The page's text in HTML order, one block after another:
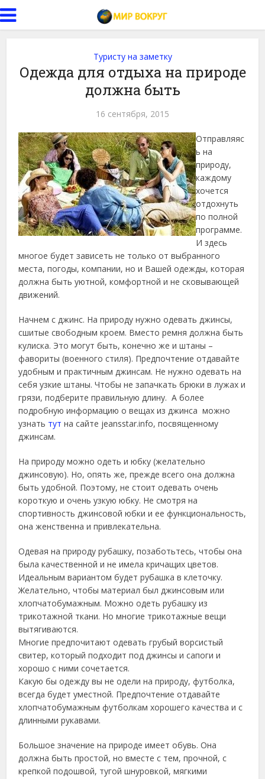
Туристу на заметку
Одежда для отдыха на природе
должна быть
16 сентября, 2015
Отправляяс
ь на
природу,
каждому
хочется
отдохнуть
по полной
программе.
И здесь
многое будет зависеть не только от выбранного
места, погоды, компании, но и Вашей одежды, которая
должна быть уютной, комфортной и не сковывающей
движений.
Начнем с джинс. На природу нужно одевать джинсы,
сшитые свободным кроем. Вместо ремня должна быть
кулиска. Это могут быть, конечно же и штаны –
фавориты (военного стиля). Предпочтение отдавайте
удобным и практичным джинсам. Не нужно одевать на
себя узкие штаны. Чтобы не запачкать брюки в лужах и
грязи, подберите правильную длину. А более
подробную информацию о вещах из джинса можно
узнать тут на сайте jeansstar.info, посвященному
джинсам.
На природу можно одеть и юбку (желательно
джинсовую). Но, опять же, прежде всего она должна
быть удобной. Поэтому, не стоит одевать очень
короткую и очень узкую юбку. Не смотря на
спортивность джинсовой юбки и ее функциональность,
она женственна и привлекательна.
Одевая на природу рубашку, позаботьтесь, чтобы она
была качественной и не имела кричащих цветов.
Идеальным вариантом будет рубашка в клеточку.
Желательно, чтобы материал был джинсовым или
хлопчатобумажным. Можно одеть рубашку из
трикотажной ткани. Но многие трикотажные вещи
вытягиваются.
Многие предпочитают одевать грубый ворсистый
свитер, который подходит под джинсы и сапоги и
хорошо с ними сочетается.
Какую бы одежду вы не одели на природу, футболка,
всегда будет уместной. Предпочтение отдавайте
хлопчатобумажным футболкам хорошего качества и с
длинными рукавами.
Большое значение на природе имеет обувь. Она
должна быть простой, но вместе с тем, прочной, с
крепкой подошвой, тугой шнуровкой, мягкими